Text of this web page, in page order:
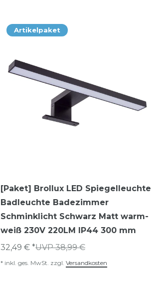
Artikelpaket
[Paket] Brollux LED Spiegelleuchte
Badleuchte Badezimmer
Schminklicht Schwarz Matt warm-
weiß 230V 220LM IP44 300 mm
UVP 38,99 €
32,49 € *
* inkl. ges. MwSt. zzgl. Versandkosten